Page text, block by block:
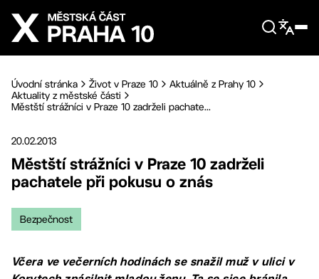
Přejít na hlavní obsah
Úvodní stránka Život v Praze 10
Aktuálně z Prahy 10
Aktuality z městské části
Městští strážníci v Praze 10 zadrželi pachate...
20.02.2013
Městští strážníci v Praze 10 zadrželi
pachatele při pokusu o znás
Bezpečnost
Včera ve večerních hodinách se snažil muž v ulici v